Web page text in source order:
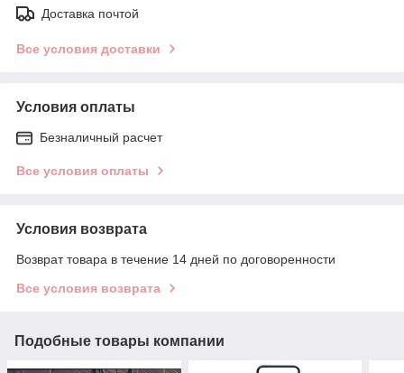
Доставка почтой
Все условия доставки
Условия оплаты
Безналичный расчет
Все условия оплаты
Условия возврата
Возврат товара в течение 14 дней по договоренности
Все условия возврата
Подобные товары компании